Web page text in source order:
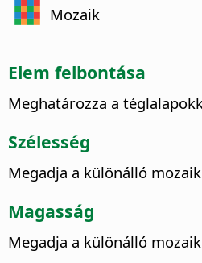
Mozaik
Elem felbontása
Meghatározza a
Szélesség
Megadja a különálló
Magasság
Megadja a különálló